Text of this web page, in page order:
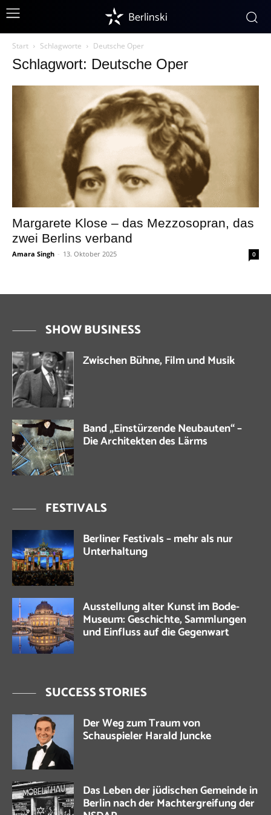
Berlinski
Start Schlagworte Deutsche Oper
Schlagwort: Deutsche Oper
Margarete Klose – das Mezzosopran, das
zwei Berlins verband
Amara Singh - 13. Oktober 2025 0
SHOW BUSINESS
Zwischen Bühne, Film und Musik
Band „Einstürzende Neubauten“ –
Die Architekten des Lärms
FESTIVALS
Berliner Festivals – mehr als nur
Unterhaltung
Ausstellung alter Kunst im Bode-
Museum: Geschichte, Sammlungen
und Einfluss auf die Gegenwart
SUCCESS STORIES
Der Weg zum Traum von
Schauspieler Harald Juncke
Das Leben der jüdischen Gemeinde in
Berlin nach der Machtergreifung der